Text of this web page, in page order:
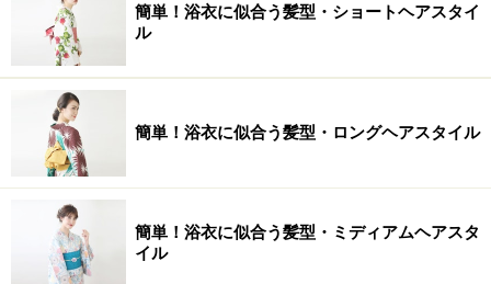
簡単！浴衣に似合う髪型・ショートヘアスタイ
ル
簡単！浴衣に似合う髪型・ロングヘアスタイル
簡単！浴衣に似合う髪型・ミディアムヘアスタ
イル